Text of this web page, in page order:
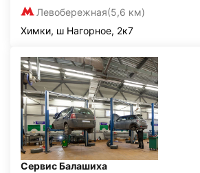
Левобережная(5,6 км)
Химки, ш Нагорное, 2к7
Сервис Балашиха